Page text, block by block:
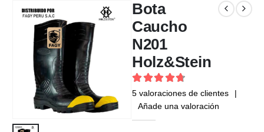
Bota
Caucho
N201
Holz&Stein
4.8out of 5
5 valoraciones de clientes
|
Añade una valoración